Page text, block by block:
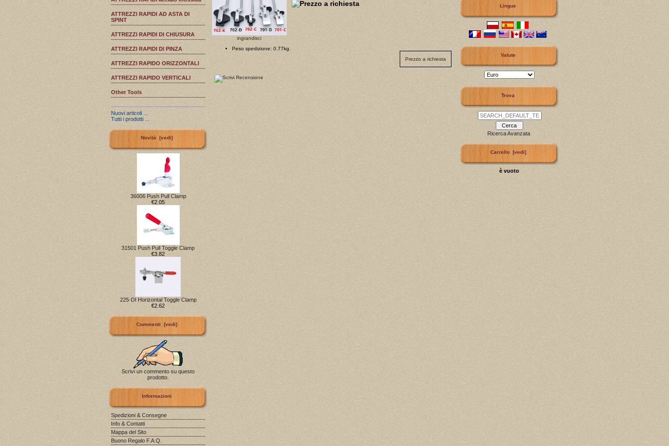
ATTREZZI RAPIDI AD ASTA DI
SPINT
ATTREZZI RAPIDI DI CHIUSURA
ATTREZZI RAPIDI DI PINZA
ATTREZZI RAPIDO ORIZZONTALI
ATTREZZI RAPIDO VERTICALI
Other Tools
Nuovi articoli ...
Tutti i prodotti ...
Novità [vedi]
36006 Push Pull Clamp
€2.05
31501 Push Pull Toggle Clamp
€3.82
225-DI Horizontal Toggle Clamp
€2.62
Commenti [vedi]
Scrivi un commento su questo
prodotto.
Informazioni
Spedizioni & Consegne
Info & Contatti
Mappa del Sito
Buono Regalo F.A.Q.
ingrandisci
Prezzo a richiesta
Peso spedizione: 0.77kg.
Lingue
Valute
Trova
Ricerca Avanzata
Carrello [vedi]
è vuoto